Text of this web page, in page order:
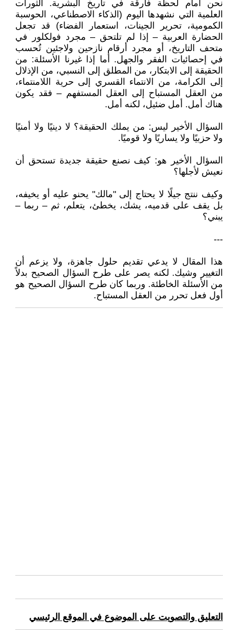
نحن أمام لحظة فارقة في تاريخ البشرية. الثورات
العلمية التي نشهدها اليوم (الذكاء الاصطناعي، الحوسبة
الكمومية، تحرير الجينات، استعمار الفضاء) قد تجعل
الحضارة العربية – إذا لم تلتحق – مجرد فولكلور في
متحف التاريخ، أو مجرد أرقام نازحين ولاجئين تُحسب
في إحصائيات الفقر والجهل. أما إذا غيرنا الأسئلة: من
الحقيقة إلى الابتكار، من المطلق إلى النسبي، من الإذلال
إلى الكرامة، من الانتماء القسري إلى حرية اللامنتماء،
من العقل المستباح إلى العقل المستفهم – فقد يكون
هناك أمل. أمل ضئيل، لكنه أمل.
السؤال الأخير ليس: من يملك الحقيقة؟ لا دينيًا ولا أمنيًا
ولا حزبيًا ولا يساريًا ولا قوميًا.
السؤال الأخير هو: كيف نصنع حقيقة جديدة تستحق أن
نعيش لأجلها؟
وكيف ننتج جيلًا لا يحتاج إلى "مالك" يحنو عليه أو يخيفه،
بل يقف على قدميه، يشك، يخطئ، يتعلم، ثم – ربما –
يبني؟
---
هذا المقال لا يدعي تقديم حلول جاهزة، ولا يزعم أن
التغيير وشيك. لكنه يصر على طرح السؤال الصحيح بدلاً
من الأسئلة الخاطئة. وربما كان طرح السؤال الصحيح هو
أول فعل تحرر من العقل المستباح.
التعليق والتصويت على الموضوع في الموقع الرئيسي